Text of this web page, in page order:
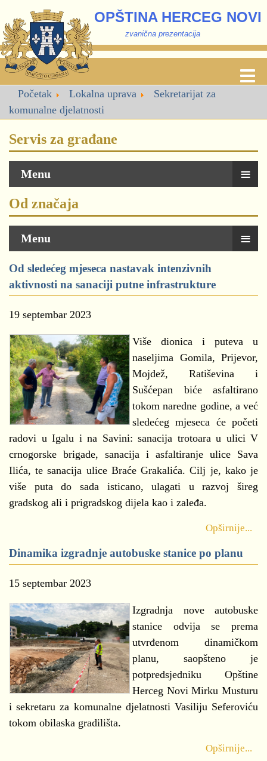
OPŠTINA HERCEG NOVI
zvanična prezentacija
Početak Lokalna uprava
Sekretarijat za
komunalne djelatnosti
Servis za građane
Menu ≡
Od značaja
Menu ≡
Od sledećeg mjeseca nastavak intenzivnih
aktivnosti na sanaciji putne infrastrukture
19 septembar 2023
Više dionica i puteva u
naseljima Gomila, Prijevor,
Mojdež, Ratiševina i
Sušćepan biće asfaltirano
tokom naredne godine, a već
sledećeg mjeseca će početi
radovi u Igalu i na Savini: sanacija trotoara u ulici V
crnogorske brigade, sanacija i asfaltiranje ulice Sava
Ilića, te sanacija ulice Braće Grakalića. Cilj je, kako je
više puta do sada isticano, ulagati u razvoj šireg
gradskog ali i prigradskog dijela kao i zaleđa.
Opširnije...
Dinamika izgradnje autobuske stanice po planu
15 septembar 2023
Izgradnja nove autobuske
stanice odvija se prema
utvrđenom dinamičkom
planu, saopšteno je
potpredsjedniku Opštine
Herceg Novi Mirku Musturu
i sekretaru za komunalne djelatnosti Vasiliju Seferoviću
tokom obilaska gradilišta.
Opširnije...